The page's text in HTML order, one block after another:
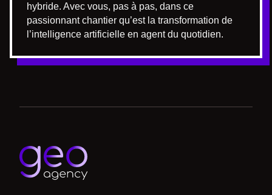
hybride. Avec vous, pas à pas, dans ce
passionnant chantier qu’est la transformation de
l’intelligence artificielle en agent du quotidien.